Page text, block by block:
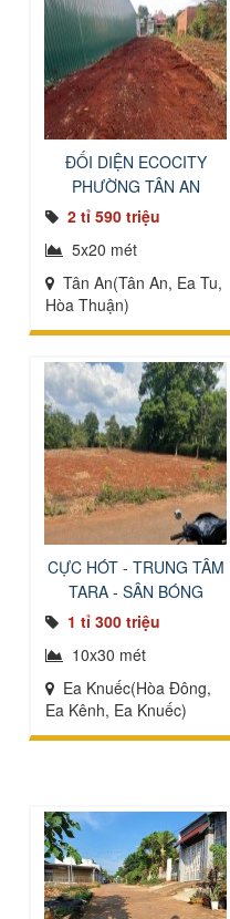
ĐỐI DIỆN ECOCITY
PHƯỜNG TÂN AN
2 tỉ 590 triệu
5x20 mét
Tân An(Tân An, Ea Tu,
Hòa Thuận)
CỰC HÓT - TRUNG TÂM
TARA - SÂN BÓNG
1 tỉ 300 triệu
10x30 mét
Ea Knuếc(Hòa Đông,
Ea Kênh, Ea Knuếc)